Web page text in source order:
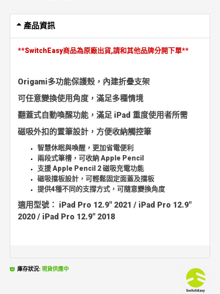
產品資訊
**SwitchEasy商品為原廠出貨,請和其他品牌分開下單**
Origami多功能保護殼，內建折疊支架
可任意變換使用角度，滿足多種情境
翻蓋式自動喚醒功能，滿足 iPad 重度使用者所需
磁吸外扣的置筆設計，方便收納觸控筆
智慧休眠與喚醒，更加省電便利
兩段式筆槽，可收納 Apple Pencil
支援 Apple Pencil 2 磁吸充電功能
磁吸擋板設計，可輕鬆固定面蓋及擋板
提供4種不同的支撐方式，可隨意變換角度
適用型號： iPad Pro 12.9" 2021 / iPad Pro 12.9"
2020 / iPad Pro 12.9" 2018
庫存狀況: 現貨供應中